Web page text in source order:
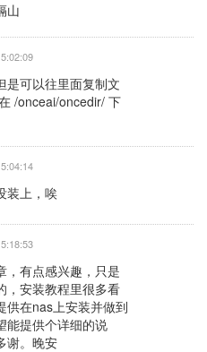
山
是可以往里面复制文
/onceai/oncedir/ 下
装上，唉
，有点感兴趣，只是
，安装教程里很多看
供在nas上安装并做到
能提供个详细的说
谢。晚安